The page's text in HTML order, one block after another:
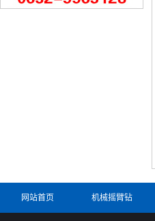
网站首页 机械摇臂钻